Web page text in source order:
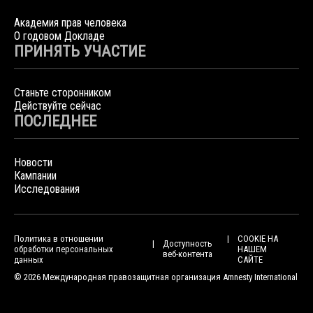
Академия прав человека
О годовом Докладе
ПРИНЯТЬ УЧАСТИЕ
Станьте сторонником
Действуйте сейчас
ПОСЛЕДНЕЕ
Новости
Кампании
Исследования
Политика в отношении
обработки персональных
данных
Доступность
веб-контента
COOKIE НА
НАШЕМ
САЙТЕ
© 2026 Международная правозащитная организация Amnesty International